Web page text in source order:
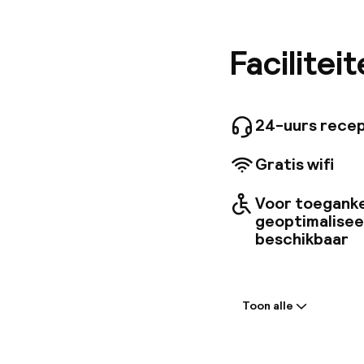
heeft
24-uurs
Gratis wifi
Voor
beschikbaar
Toon alle